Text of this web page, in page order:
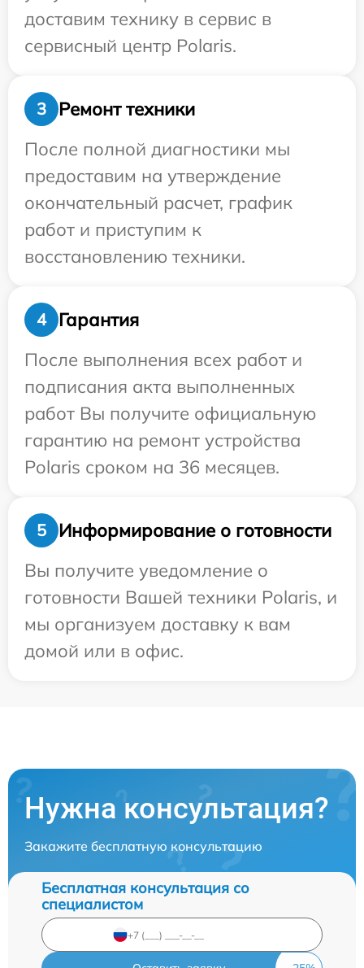
доставим технику в сервис в
сервисный центр Polaris.
3
Ремонт техники
После полной диагностики мы
предоставим на утверждение
окончательный расчет, график
работ и приступим к
восстановлению техники.
4
Гарантия
После выполнения всех работ и
подписания акта выполненных
работ Вы получите официальную
гарантию на ремонт устройства
Polaris сроком на 36 месяцев.
5
Информирование о готовности
Вы получите уведомление о
готовности Вашей техники Polaris, и
мы организуем доставку к вам
домой или в офис.
Нужна консультация?
Закажите бесплатную консультацию
Бесплатная консультация со
специалистом